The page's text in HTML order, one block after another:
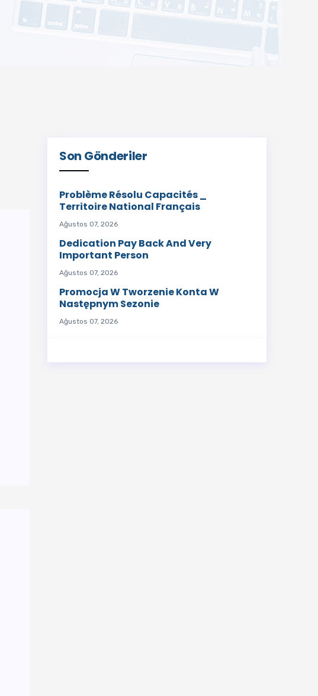
Son Gönderiler
Problème Résolu Capacités _
Territoire National Français
Ağustos 07, 2026
Dedication Pay Back And Very
Important Person
Ağustos 07, 2026
Promocja W Tworzenie Konta W
Następnym Sezonie
Ağustos 07, 2026